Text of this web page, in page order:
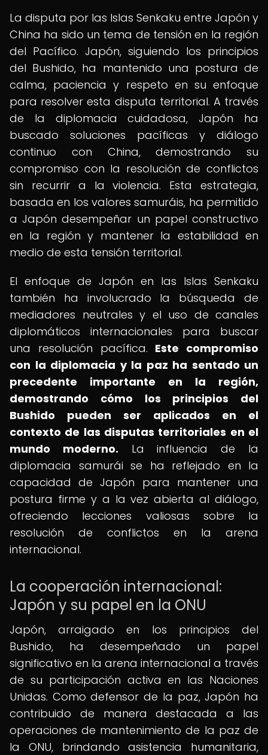
La disputa por las Islas Senkaku entre Japón y
China ha sido un tema de tensión en la región
del Pacífico. Japón, siguiendo los principios
del Bushido, ha mantenido una postura de
calma, paciencia y respeto en su enfoque
para resolver esta disputa territorial. A través
de la diplomacia cuidadosa, Japón ha
buscado soluciones pacíficas y diálogo
continuo con China, demostrando su
compromiso con la resolución de conflictos
sin recurrir a la violencia. Esta estrategia,
basada en los valores samuráis, ha permitido
a Japón desempeñar un papel constructivo
en la región y mantener la estabilidad en
medio de esta tensión territorial.
El enfoque de Japón en las Islas Senkaku
también ha involucrado la búsqueda de
mediadores neutrales y el uso de canales
diplomáticos internacionales para buscar
una resolución pacífica. Este compromiso
con la diplomacia y la paz ha sentado un
precedente importante en la región,
demostrando cómo los principios del
Bushido pueden ser aplicados en el
contexto de las disputas territoriales en el
mundo moderno. La influencia de la
diplomacia samurái se ha reflejado en la
capacidad de Japón para mantener una
postura firme y a la vez abierta al diálogo,
ofreciendo lecciones valiosas sobre la
resolución de conflictos en la arena
internacional.
La cooperación internacional:
Japón y su papel en la ONU
Japón, arraigado en los principios del
Bushido, ha desempeñado un papel
significativo en la arena internacional a través
de su participación activa en las Naciones
Unidas. Como defensor de la paz, Japón ha
contribuido de manera destacada a las
operaciones de mantenimiento de la paz de
la ONU, brindando asistencia humanitaria,